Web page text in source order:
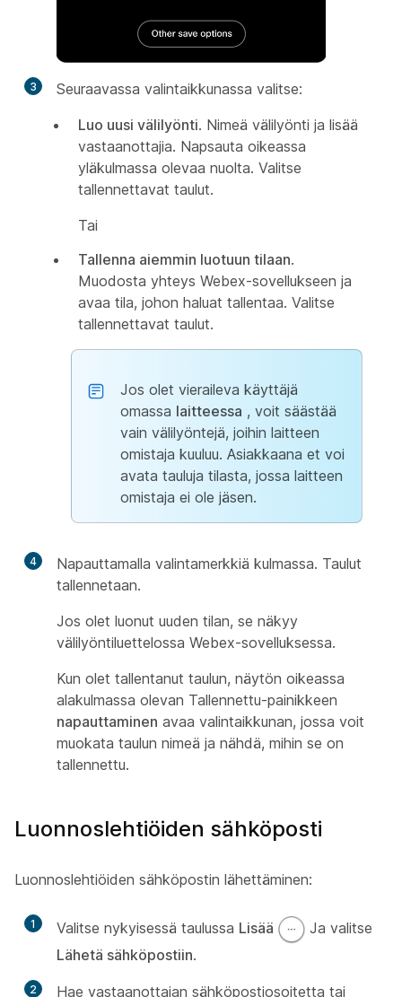
3
Seuraavassa valintaikkunassa valitse:
Luo uusi välilyönti. Nimeä välilyönti ja lisää
vastaanottajia. Napsauta oikeassa
yläkulmassa olevaa nuolta. Valitse
tallennettavat taulut.
Tai
Tallenna aiemmin luotuun tilaan.
Muodosta yhteys Webex-sovellukseen ja
avaa tila, johon haluat tallentaa. Valitse
tallennettavat taulut.
Jos olet vieraileva käyttäjä
omassa laitteessa , voit säästää
vain välilyöntejä, joihin laitteen
omistaja kuuluu. Asiakkaana et voi
avata tauluja tilasta, jossa laitteen
omistaja ei ole jäsen.
4
Napauttamalla valintamerkkiä kulmassa. Taulut
tallennetaan.
Jos olet luonut uuden tilan, se näkyy
välilyöntiluettelossa Webex-sovelluksessa.
Kun olet tallentanut taulun, näytön oikeassa
alakulmassa olevan Tallennettu-painikkeen
napauttaminen avaa valintaikkunan, jossa voit
muokata taulun nimeä ja nähdä, mihin se on
tallennettu.
Luonnoslehtiöiden sähköposti
Luonnoslehtiöiden sähköpostin lähettäminen:
1 Valitse nykyisessä taulussa Lisää
Ja valitse
Lähetä sähköpostiin.
2
Hae vastaanottajan sähköpostiosoitetta tai